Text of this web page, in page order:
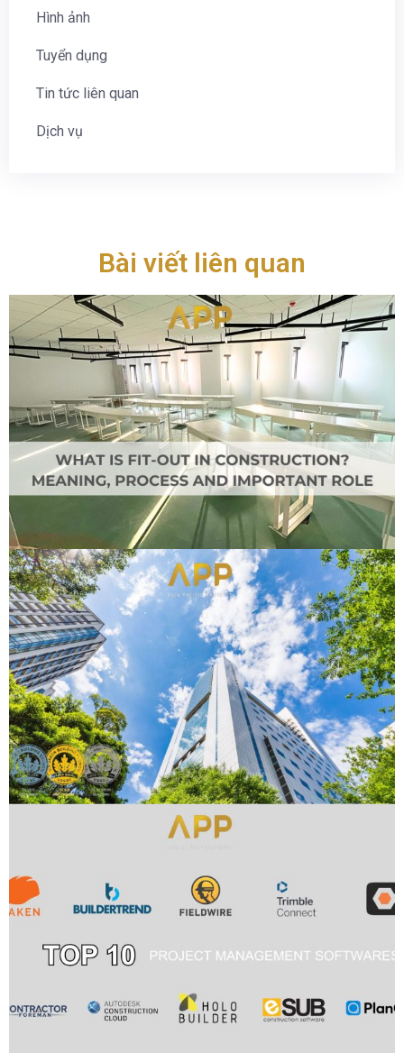
Hình ảnh
Tuyển dụng
Tin tức liên quan
Dịch vụ
Bài viết liên quan